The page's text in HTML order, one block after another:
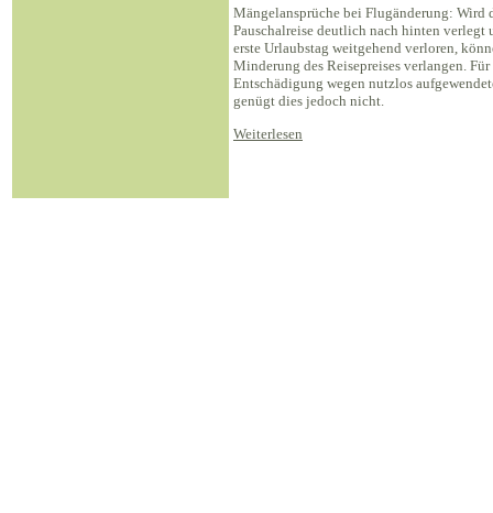
Mängelansprüche bei Flugänderung: Wird
Pauschalreise deutlich nach hinten verlegt
erste Urlaubstag weitgehend verloren,
Minderung des Reisepreises verlangen.
Entschädigung wegen nutzlos
genügt dies jedoch nicht.
Weiterlesen